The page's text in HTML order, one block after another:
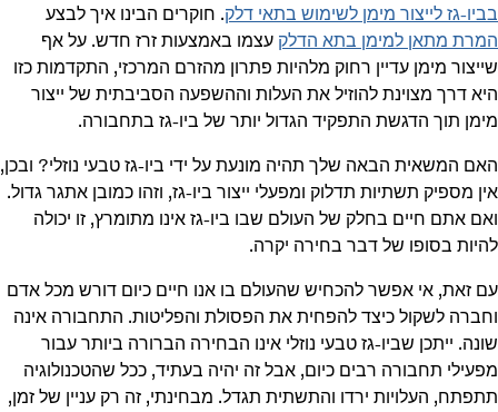
בביו-גז לייצור מימן לשימוש בתאי דלק. חוקרים הבינו איך לבצע
המרת מתאן למימן בתא הדלק עצמו באמצעות זרז חדש. על אף
שייצור מימן עדיין רחוק מלהיות פתרון מהזרם המרכזי, התקדמות כזו
היא דרך מצוינת להוזיל את העלות וההשפעה הסביבתית של ייצור
מימן תוך הדגשת התפקיד הגדול יותר של ביו-גז בתחבורה.
האם המשאית הבאה שלך תהיה מונעת על ידי ביו-גז טבעי נוזלי? ובכן,
אין מספיק תשתיות תדלוק ומפעלי ייצור ביו-גז, וזהו כמובן אתגר גדול.
ואם אתם חיים בחלק של העולם שבו ביו-גז אינו מתומרץ, זו יכולה
להיות בסופו של דבר בחירה יקרה.
עם זאת, אי אפשר להכחיש שהעולם בו אנו חיים כיום דורש מכל אדם
וחברה לשקול כיצד להפחית את הפסולת והפליטות. התחבורה אינה
שונה. ייתכן שביו-גז טבעי נוזלי אינו הבחירה הברורה ביותר עבור
מפעילי תחבורה רבים כיום, אבל זה יהיה בעתיד, ככל שהטכנולוגיה
תתפתח, העלויות ירדו והתשתית תגדל. מבחינתי, זה רק עניין של זמן,